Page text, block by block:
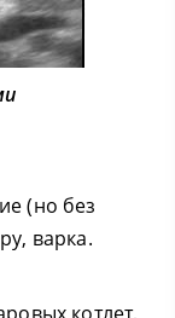
(но без
варка.